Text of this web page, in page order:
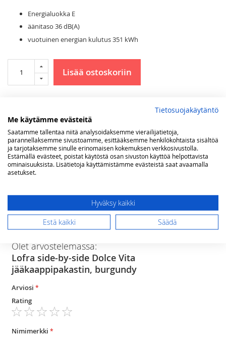
Energialuokka E
äänitaso 36 dB(A)
vuotuinen energian kulutus 351 kWh
Lisää ostoskoriin
Lisätietoja
Lisätietoja
210 litraa
118 kg
(lxsxk) 92 x 72 x 178 cm
vuotuinen energian kulutus 351 kWh
Arvostelut
Olet arvostelemassa:
Lofra side-by-side Dolce Vita
jääkaappipakastin, burgundy
Arviosi
Rating
star
stars
stars
stars
stars
Nimimerkki
Tietosuojakäytäntö
Me käytämme evästeitä
Saatamme tallentaa niitä analysoidaksemme vierailijatietoja,
parannellaksemme sivustoamme, esittääksemme henkilökohtaista sisältöä
ja tarjotaksemme sinulle erinomaisen kokemuksen verkkosivustolla.
Estämällä evästeet, poistat käytöstä osan sivuston käyttöä helpottavista
ominaisuuksista. Lisätietoja käyttämistämme evästeistä saat avaamalla
asetukset.
Hyväksy kaikki
Estä kaikki Säädä